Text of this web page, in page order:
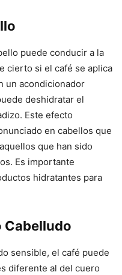
puede conducir a la
cierto si el café se aplica
un acondicionador
deshidratar el
Este efecto
en cabellos que
que han sido
Es importante
hidratantes para
Cabelludo
sensible, el café puede
diferente al del cuero